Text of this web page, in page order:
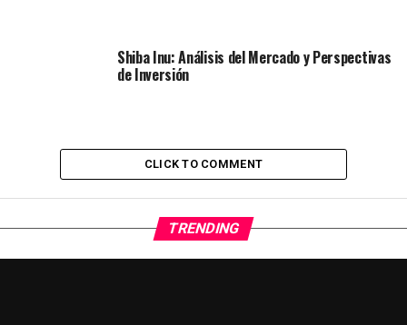
Shiba Inu: Análisis del Mercado y Perspectivas
de Inversión
CLICK TO COMMENT
TRENDING